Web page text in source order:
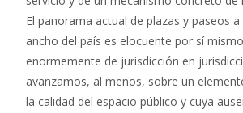
El panorama actual de plazas y paseos
ancho del país es elocuente por sí
enormemente de jurisdicción en
avanzamos, al menos, sobre un
la calidad del espacio público y cuya